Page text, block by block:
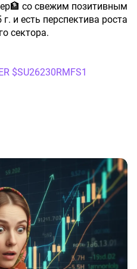
со свежим позитивным
и есть перспектива роста
сектора.
$SU26230RMFS1